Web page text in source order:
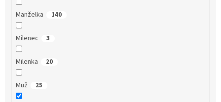
Manželka 140
Milenec 3
Milenka 20
Muž 25